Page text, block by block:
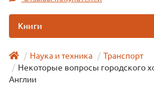
Книги
Наука и техника
Транспорт
Некоторые вопросы городского
Англии